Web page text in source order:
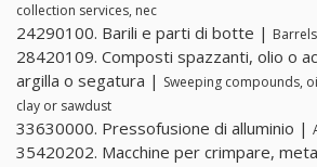
collection services, nec
24290100. Barili e parti di botte |
28420109. Composti spazzanti, olio o
argilla o segatura | Sweeping compounds,
clay or sawdust
33630000. Pressofusione di alluminio |
35420202. Macchine per crimpare,